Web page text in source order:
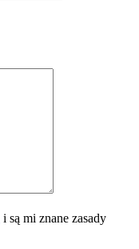
i są mi znane zasady